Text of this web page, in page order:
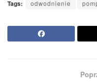
Tags: odwodnienie